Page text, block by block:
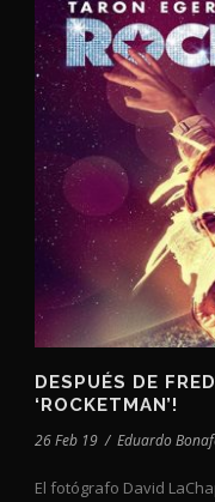
DESPUÉS DE
‘ROCKETMAN’!
26 Feb 19 / Eduardo
El fotógrafo David